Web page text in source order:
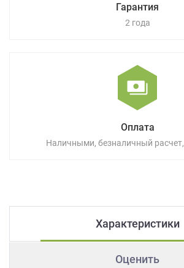
Гарантия
2 года
Оплата
Наличными, безналичный расчет,
Характеристики
Оценить